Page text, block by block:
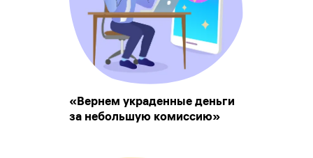
«Вернем украденные деньги
за небольшую комиссию»